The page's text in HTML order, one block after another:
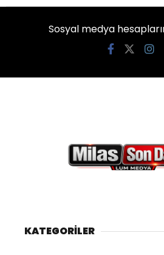
Sosyal medya
KATEGORİLER